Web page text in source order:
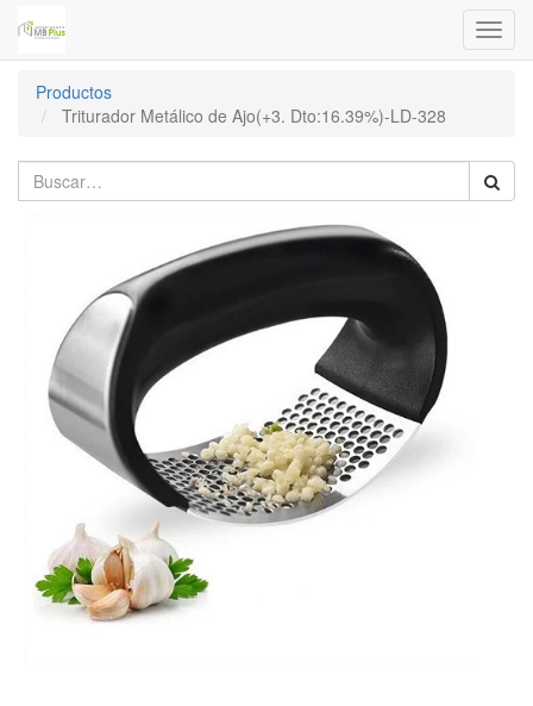
Menú
de
Productos
Triturador Metálico de Ajo(+3. Dto:16.39%)-LD-328